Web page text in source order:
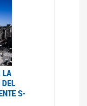
LA
S-